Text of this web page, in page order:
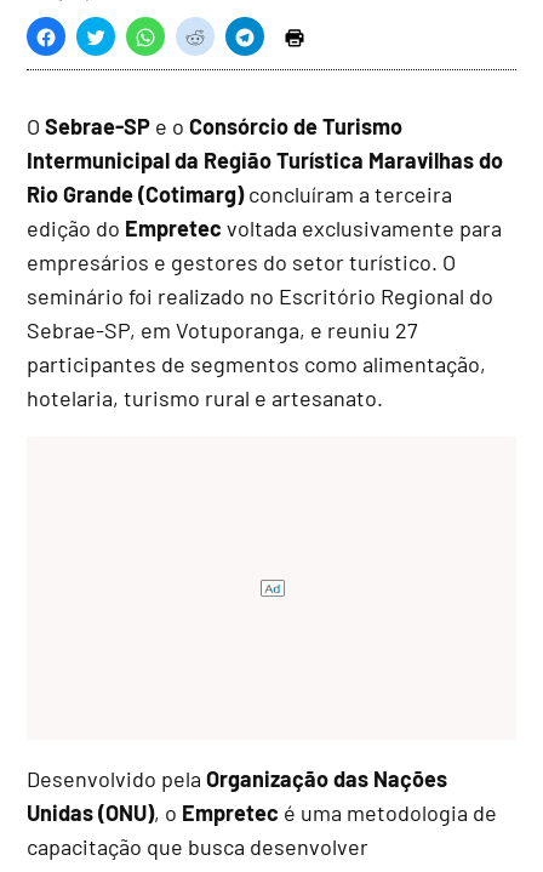
OSebrae-SP e oConsórcio de Turismo
Intermunicipal da Região Turística Maravilhas do
Rio Grande (Cotimarg)concluíram a terceira
edição do Empretec voltada exclusivamente para
empresários e gestores do setor turístico. O
seminário foi realizado no Escritório Regional do
Sebrae-SP, em Votuporanga, e reuniu 27
participantes de segmentos como alimentação,
hotelaria, turismo rural e artesanato.
Desenvolvido pelaOrganização das Nações
Unidas (ONU), o Empretec é uma metodologia de
capacitação que busca desenvolver